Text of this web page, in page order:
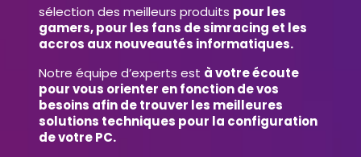
sélection des meilleurs produits pour les
gamers, pour les fans de simracing et les
accros aux nouveautés informatiques.
Notre équipe d’experts est à votre écoute
pour vous orienter en fonction de vos
besoins afin de trouver les meilleures
solutions techniques pour la configuration
de votre PC.